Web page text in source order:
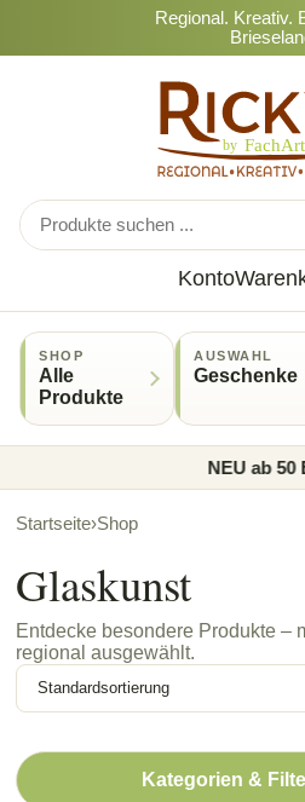
Regional. Kreativ.
Konto
SHOP
Alle
Produkte
AUSWAHL
Geschenke
NEU ab 50
Startseite›Shop
Glaskunst
Entdecke besondere Produkte –
regional ausgewählt.
Kategorien &